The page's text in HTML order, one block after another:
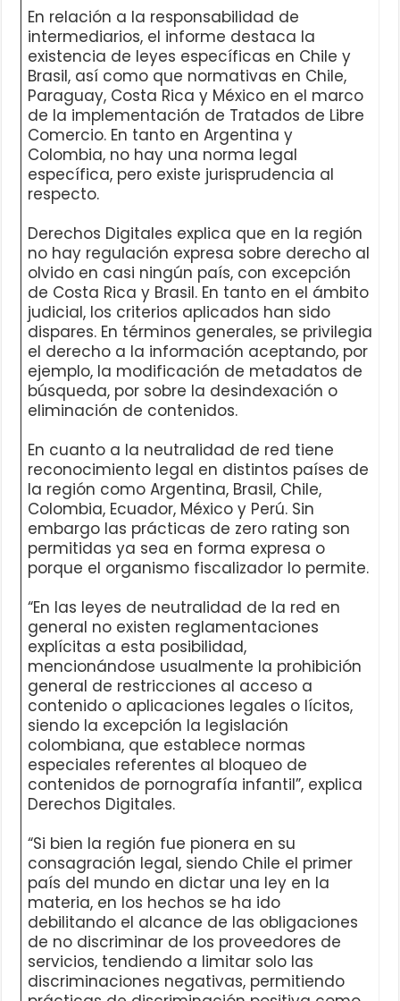
En relación a la responsabilidad de
intermediarios, el informe destaca la
existencia de leyes específicas en Chile y
Brasil, así como que normativas en Chile,
Paraguay, Costa Rica y México en el marco
de la implementación de Tratados de Libre
Comercio. En tanto en Argentina y
Colombia, no hay una norma legal
específica, pero existe jurisprudencia al
respecto.
Derechos Digitales explica que en la región
no hay regulación expresa sobre derecho al
olvido en casi ningún país, con excepción
de Costa Rica y Brasil. En tanto en el ámbito
judicial, los criterios aplicados han sido
dispares. En términos generales, se privilegia
el derecho a la información aceptando, por
ejemplo, la modificación de metadatos de
búsqueda, por sobre la desindexación o
eliminación de contenidos.
En cuanto a la neutralidad de red tiene
reconocimiento legal en distintos países de
la región como Argentina, Brasil, Chile,
Colombia, Ecuador, México y Perú. Sin
embargo las prácticas de zero rating son
permitidas ya sea en forma expresa o
porque el organismo fiscalizador lo permite.
“En las leyes de neutralidad de la red en
general no existen reglamentaciones
explícitas a esta posibilidad,
mencionándose usualmente la prohibición
general de restricciones al acceso a
contenido o aplicaciones legales o lícitos,
siendo la excepción la legislación
colombiana, que establece normas
especiales referentes al bloqueo de
contenidos de pornografía infantil”, explica
Derechos Digitales.
“Si bien la región fue pionera en su
consagración legal, siendo Chile el primer
país del mundo en dictar una ley en la
materia, en los hechos se ha ido
debilitando el alcance de las obligaciones
de no discriminar de los proveedores de
servicios, tendiendo a limitar solo las
discriminaciones negativas, permitiendo